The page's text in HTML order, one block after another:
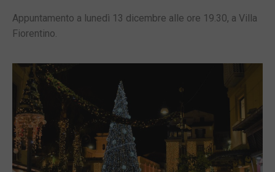
Appuntamento a lunedì 13 dicembre alle ore 19.30, a Villa
Fiorentino.